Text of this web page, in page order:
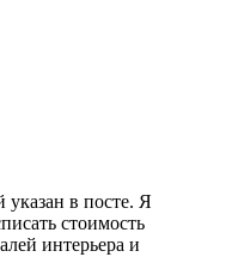
указан в посте. Я
стоимость
интерьера и